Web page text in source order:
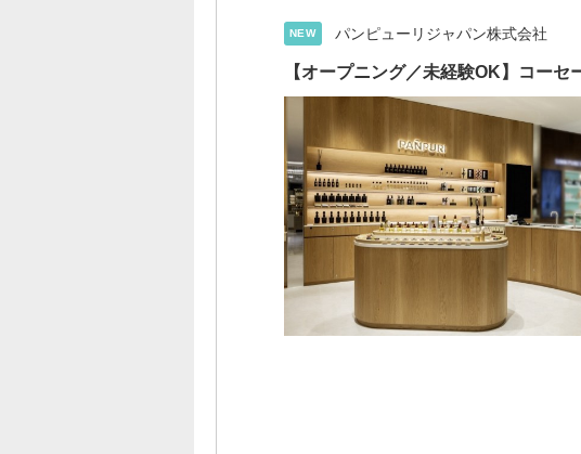
NEW パンピューリジャパン株式会社
【オープニング／未経験OK】コー